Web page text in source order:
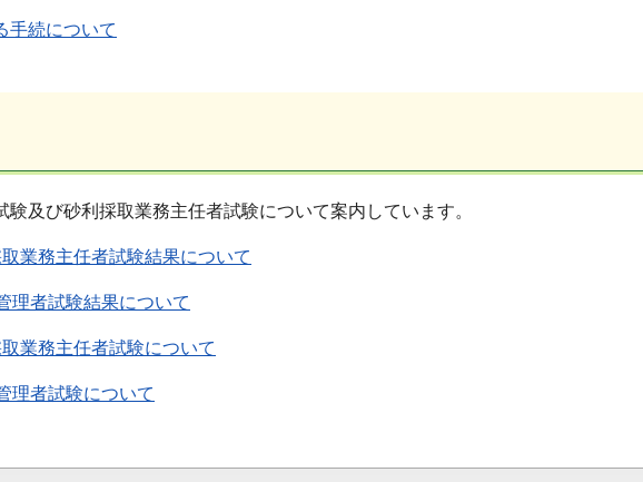
手続について
験及び砂利採取業務主任者試験について案内しています。
業務主任者試験結果について
理者試験結果について
業務主任者試験について
理者試験について